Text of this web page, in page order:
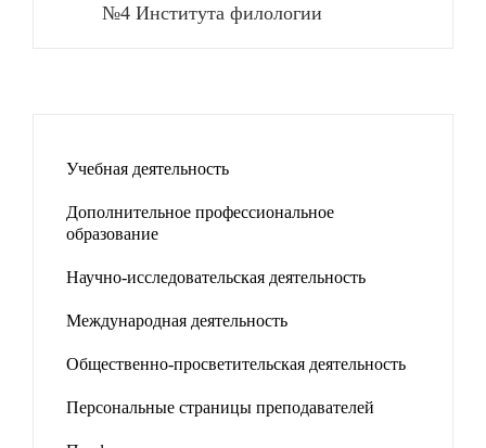
№4 Института филологии
Учебная деятельность
Дополнительное профессиональное
образование
Научно-исследовательская деятельность
Международная деятельность
Общественно-просветительская деятельность
Персональные страницы преподавателей